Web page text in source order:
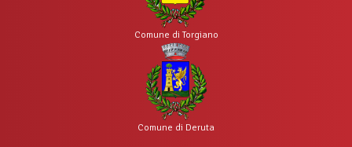
Comune di Torgiano
Comune di Deruta